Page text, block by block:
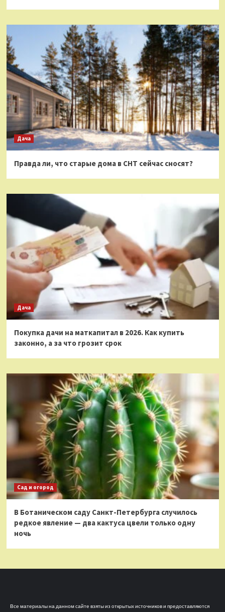
Дача
Правда ли, что старые дома в СНТ сейчас сносят?
Дача
Покупка дачи на маткапитал в 2026. Как купить
законно, а за что грозит срок
Сад и огород
В Ботаническом саду Санкт-Петербурга случилось
редкое явление — два кактуса цвели только одну
ночь
Все материалы на данном сайте взяты из открытых источников и предоставляются